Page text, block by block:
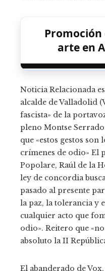
Promoción
arte en
Noticia Relacionada
alcalde de Valladolid
fascista» de la
pleno Montse
que «estos gestos son
crímenes de odio» El
Popolare, Raúl de la
ley de concordia
pasado al presente
la paz, la tolerancia y
cualquier acto que
odio». Reitero que
absoluto la II
El abanderado de